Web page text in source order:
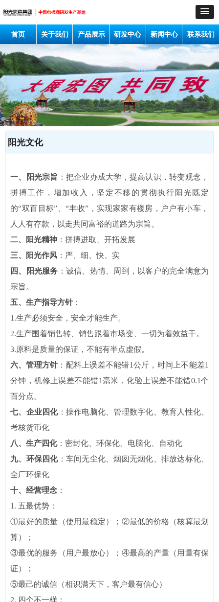
首页 关于我们 产品展示 研发中心 新闻中心 联系我们
阳光文化
一、阳光宗旨 ：把企业办成大学，提高认识，转变观念，
拼搏工作，增加收入，坚定不移的贯彻执行阳光既定
的“双百目标”、“丰收”，实现家家有楼房，户户有小车，
人人有存款，以走共同富裕的道路为宗旨。
二、阳光精神 ：拼搏进取、开拓发展
三、阳光作风 ：严、细、快、实
四、阳光服务 ：诚信、热情、周到，以客户的完全满意为
宗旨。
五、生产指导方针：
1.生产必须安全，安全才能生产。
2.生产围着销售转、销售跟着市场变、一切为着效益干。
3.原料是质量的保证，不能有半点虚假。
六、管理方针：配料上误差不能错1公斤，时间上不能差1
分钟，机修上误差不能错1毫米，化验上误差不能错0.1个
百分点。
七、企业四化：操作电脑化、管理数字化、教育人性化、
考核货币化
八、生产四化：密封化、环保化、电脑化、自动化
九、环保四化：车间无尘化、烟囱无烟化、排放达标化、
全厂环保化
十、经营理念 ：
1. 五最优势：
①最好的质量（使用最稳定）；②最低的价格（核算最划
算）；
③最优的服务（用户最放心）；④最高的产量（用量有保
证）；
⑤最己的诚信（相识满天下，客户最有信心）
2. 四个不一样：